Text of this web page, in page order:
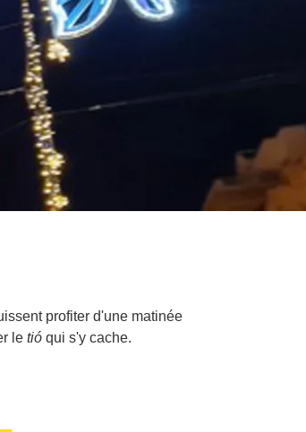
profiter d'une matinée
le tió qui s'y cache.